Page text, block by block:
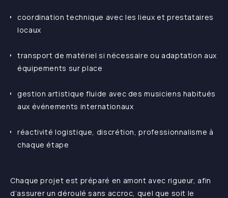
coordination technique avec les lieux et prestataires
locaux
transport de matériel si nécessaire ou adaptation aux
équipements sur place
gestion artistique fluide avec des musiciens habitués
aux événements internationaux
réactivité logistique, discrétion, professionnalisme à
chaque étape
Chaque projet est préparé en amont avec rigueur, afin
d’assurer un déroulé sans accroc, quel que soit le